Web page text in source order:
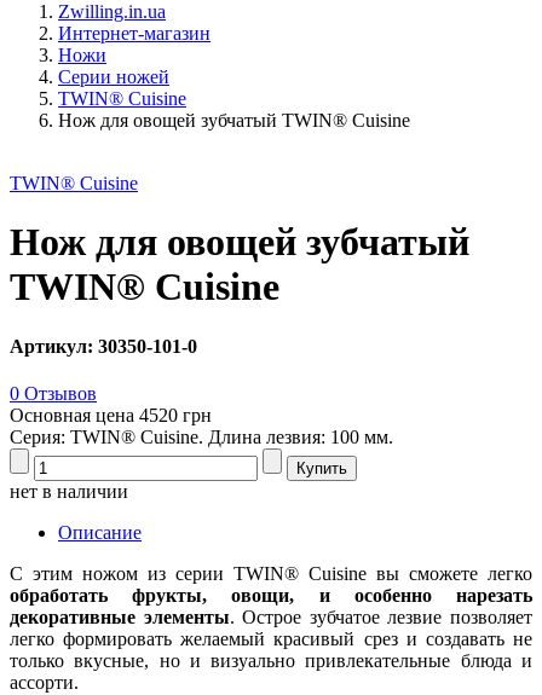
Zwilling.in.ua
Интернет-магазин
Ножи
Серии ножей
TWIN® Cuisine
Нож для овощей зубчатый TWIN® Cuisine
TWIN® Cuisine
Нож для овощей зубчатый
TWIN® Cuisine
Артикул: 30350-101-0
0 Отзывов
Основная цена 4520 грн
Серия: TWIN® Cuisine. Длина лезвия: 100 мм.
нет в наличии
Описание
С этим ножом из серии TWIN® Cuisine вы сможете легко
обработать фрукты, овощи, и особенно нарезать
декоративные элементы. Острое зубчатое лезвие позволяет
легко формировать желаемый красивый срез и создавать не
только вкусные, но и визуально привлекательные блюда и
ассорти.